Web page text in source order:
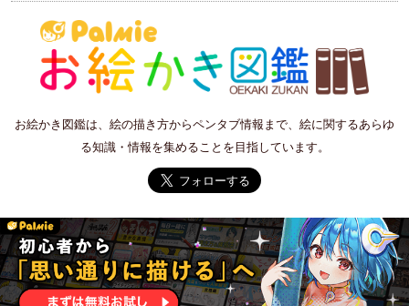
お絵かき図鑑は、絵の描き方からペンタブ情報まで、絵に関するあらゆ
る知識・情報を集めることを目指しています。